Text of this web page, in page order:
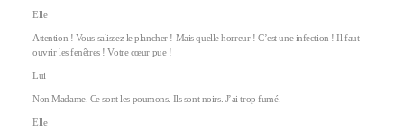
Elle
Attention ! Vous salissez le plancher ! Mais quelle horreur ! C’est une infection ! Il faut
ouvrir les fenêtres ! Votre cœur pue !
Lui
Non Madame. Ce sont les poumons. Ils sont noirs. J’ai trop fumé.
Elle